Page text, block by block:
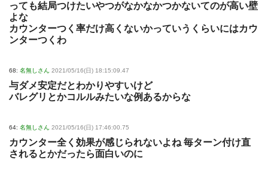
っても結局つけたいやつがなかなかつかないてのが高い壁
よな
カウンターつく率だけ高くないかっていうくらいにはカウ
ンターつくわ
68: 名無しさん 2021/05/16(日) 18:15:09.47
与ダメ安定だとわかりやすいけど
バレグリとかコルルみたいな例あるからな
64: 名無しさん 2021/05/16(日) 17:46:00.75
カウンター全く効果が感じられないよね 毎ターン付け直
されるとかだったら面白いのに